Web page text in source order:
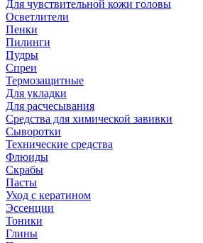
Для чувствительной кожи головы
Осветлители
Пенки
Пилинги
Пудры
Спреи
Термозащитные
Для укладки
Для расчесывания
Средства для химической завивки
Сыворотки
Технические средства
Флюиды
Скрабы
Пасты
Уход с кератином
Эссенции
Тоники
Глины